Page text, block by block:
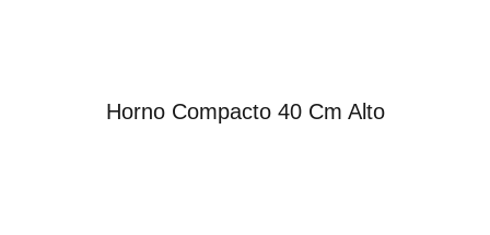
Horno Compacto 40 Cm Alto